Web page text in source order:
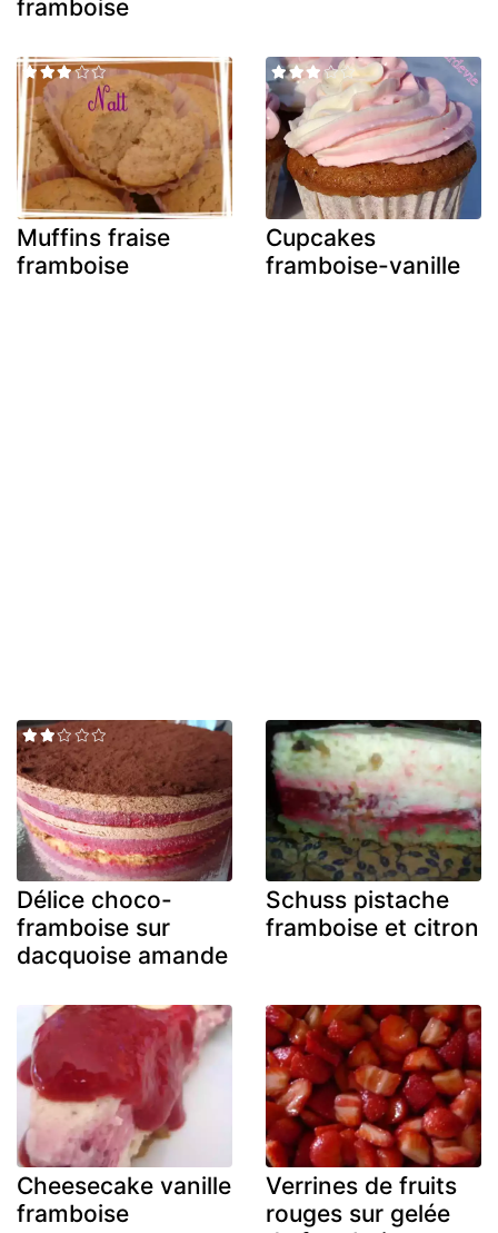
framboise
Muffins fraise
framboise
Cupcakes
framboise-vanille
Délice choco-
framboise sur
dacquoise amande
Schuss pistache
framboise et citron
Cheesecake vanille
framboise
Verrines de fruits
rouges sur gelée